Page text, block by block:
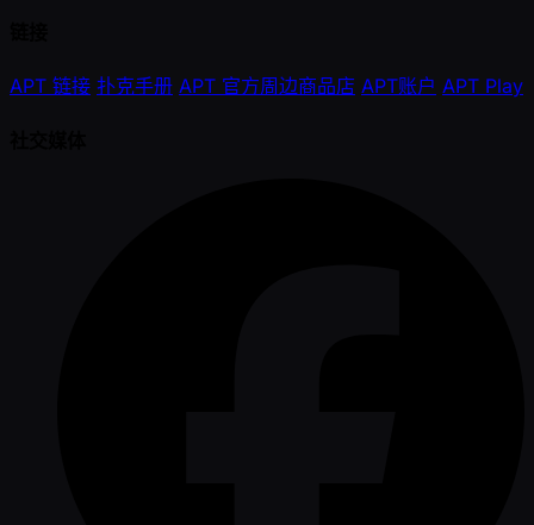
APT 链接 扑克手册 APT 官方周边商品店 APT账户 APT Play